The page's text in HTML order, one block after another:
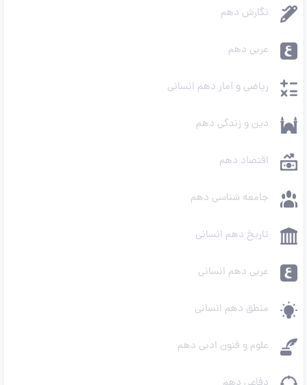
نگارش دهم
عربی دهم
ریاضی و آمار دهم انسانی
دین و زندگی دهم
اقتصاد دهم
جامعه شناسی دهم
تاریخ دهم انسانی
عربی دهم انسانی
منطق دهم انسانی
علوم و فنون ادبی دهم